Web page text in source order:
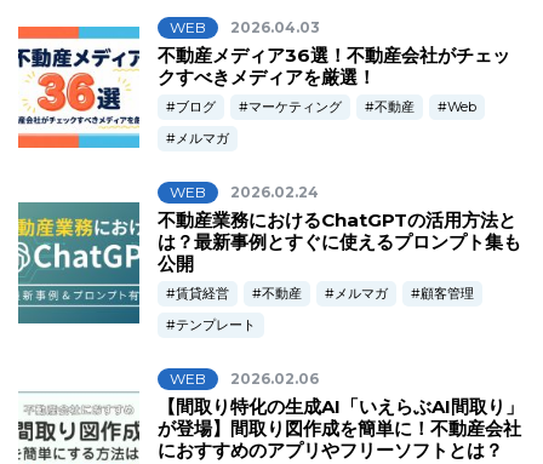
WEB 2026.04.03
不動産メディア36選！不動産会社がチェッ
クすべきメディアを厳選！
ブログ マーケティング 不動産
Web
メルマガ
WEB 2026.02.24
不動産業務におけるChatGPTの活用方法と
は？最新事例とすぐに使えるプロンプト集も
公開
賃貸経営 不動産 メルマガ
顧客管理
テンプレート
WEB 2026.02.06
【間取り特化の生成AI「いえらぶAI間取り」
が登場】間取り図作成を簡単に！不動産会社
におすすめのアプリやフリーソフトとは？